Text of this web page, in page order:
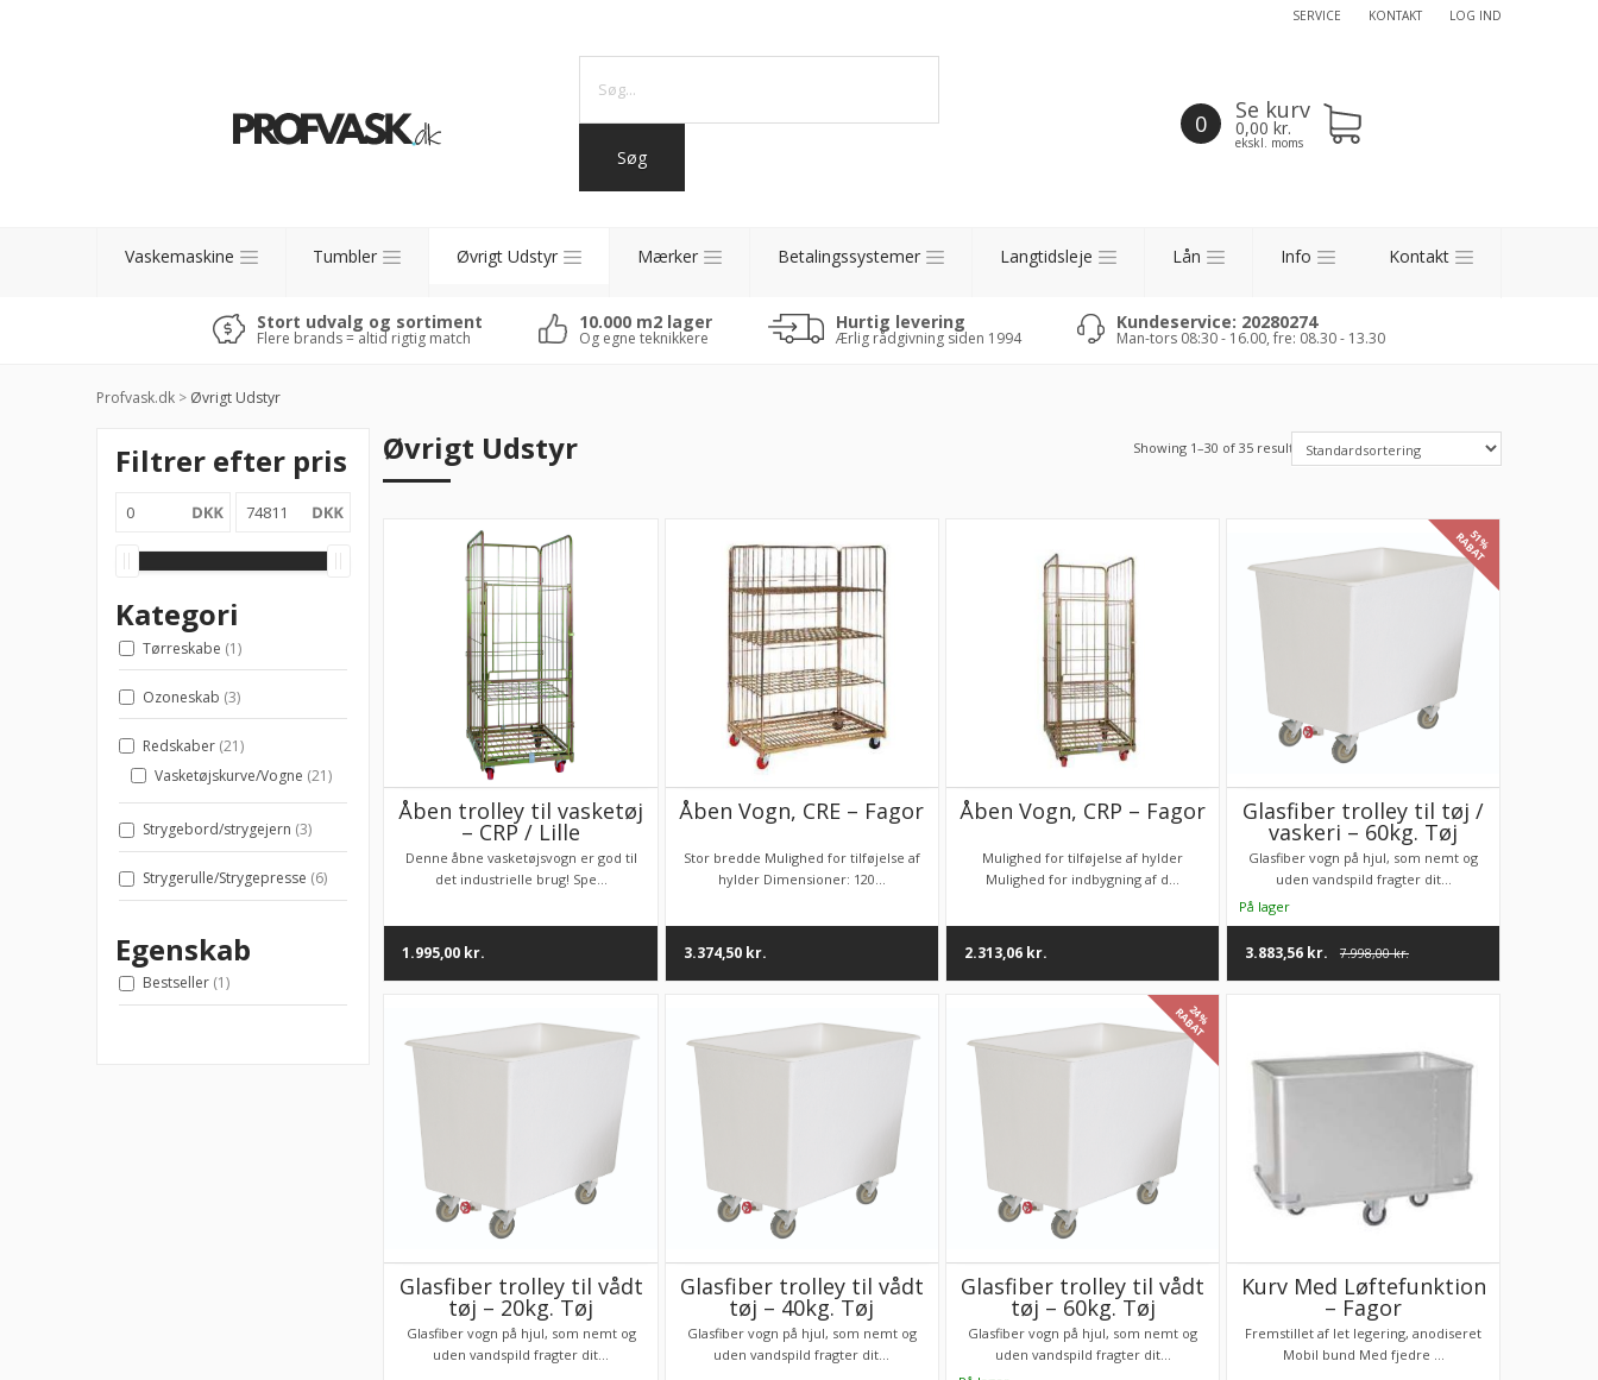
SERVICE KONTAKT LOG IND
0 Se kurv
0,00kr.
ekskl. moms
Vaskemaskine Tumbler Øvrigt Udstyr Mærker Betalingssystemer Langtidsleje Lån Info Kontakt
Stort udvalg og sortiment
Flere brands = altid rigtig match
10.000 m2 lager
Og egne teknikkere
Hurtig levering
Ærlig rådgivning siden 1994
Kundeservice: 20280274
Man-tors 08:30 - 16.00, fre: 08.30 - 13.30
Profvask.dk >Øvrigt Udstyr
Filtrer efter pris
Kategori
Tørreskabe (1)
Ozoneskab (3)
Redskaber (21)
Vasketøjskurve/Vogne (21)
Strygebord/strygejern (3)
Strygerulle/Strygepresse (6)
Egenskab
Bestseller (1)
Øvrigt Udstyr Showing 1–30 of 35 results
Åben trolley til vasketøj
– CRP / Lille
Denne åbne vasketøjsvogn er god til
det industrielle brug! Spe...
1.995,00 kr.
Åben Vogn, CRE – Fagor
Stor bredde Mulighed for tilføjelse af
hylder Dimensioner: 120...
3.374,50 kr.
Åben Vogn, CRP – Fagor
Mulighed for tilføjelse af hylder
Mulighed for indbygning af d...
2.313,06 kr.
51%
RABAT
Glasfiber trolley til tøj /
vaskeri – 60kg. Tøj
Glasfiber vogn på hjul, som nemt og
uden vandspild fragter dit...
3.883,56 kr. 7.998,00kr.
Glasfiber trolley til vådt
tøj – 20kg. Tøj
Glasfiber vogn på hjul, som nemt og
uden vandspild fragter dit...
Glasfiber trolley til vådt
tøj – 40kg. Tøj
Glasfiber vogn på hjul, som nemt og
uden vandspild fragter dit...
24%
RABAT
Glasfiber trolley til vådt
tøj – 60kg. Tøj
Glasfiber vogn på hjul, som nemt og
uden vandspild fragter dit...
Kurv Med Løftefunktion
– Fagor
Fremstillet af let legering, anodiseret
Mobil bund Med fjedre ...